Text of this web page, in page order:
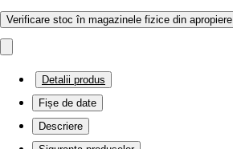
Verificare stoc în magazinele fizice din apropiere
Detalii produs
Fișe de date
Descriere